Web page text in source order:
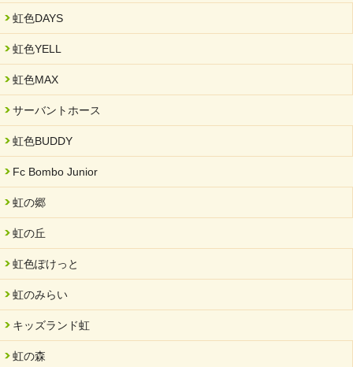
2025/01/31
「可児の企業魅力発見フェア」に出展しました
就労継続支援B型「エコボール」事業を始めました
2024/09/10
2024/08/26
2024/08/01
夏休み学習支援・可茂自悠学舎
2024/07/03
中部学院大学「現代福祉マネジメント」ゲスト講師
2024/04/17
SDGs発表会・研修会
2024/04/05
中学生向けのフリースクール「可茂自悠学舎」開設
虹色DAYS
虹色YELL
虹色MAX
サーバントホース
虹色BUDDY
Fc Bombo Junior
虹の郷
虹の丘
虹色ぽけっと
虹のみらい
キッズランド虹
虹の森